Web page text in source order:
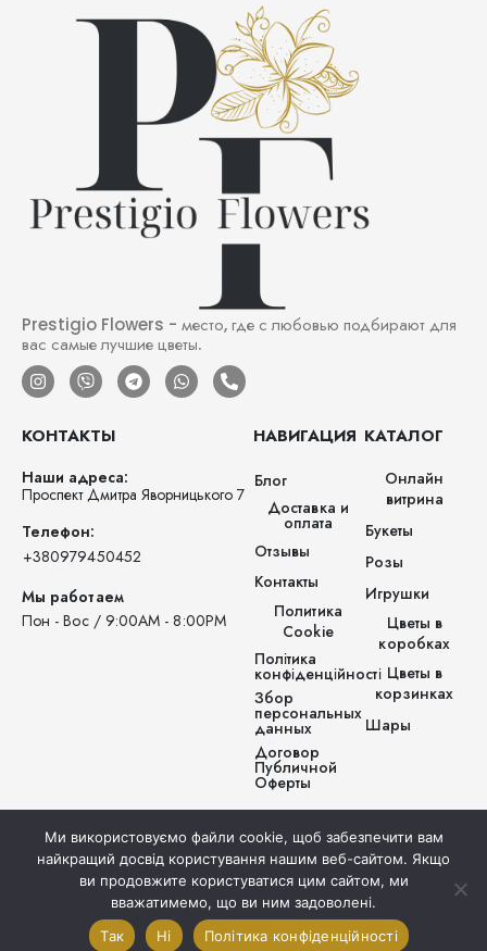
Prestigio Flowers - место, где с любовью подбирают для
вас самые лучшие цветы.
КОНТАКТЫ
Наши адреса:
Проспект Дмитра Яворницького 7
Телефон:
‪+380979450452‬
Мы работаем
Пон - Вос / 9:00AM - 8:00PM
НАВИГАЦИЯ
Блог
Доставка и
оплата
Отзывы
Контакты
Политика
Cookie
Політика
конфіденційності
Збор
персональных
данных
Договор
Публичной
Оферты
КАТАЛОГ
Онлайн
витрина
Букеты
Розы
Игрушки
Цветы в
коробках
Цветы в
корзинках
Шары
© Prestigio Flowers . 2025. Все права защищены.
Ми використовуємо файли cookie, щоб забезпечити вам
найкращий досвід користування нашим веб-сайтом. Якщо
ви продовжите користуватися цим сайтом, ми
вважатимемо, що ви ним задоволені.
Так
Ні Політика конфіденційності